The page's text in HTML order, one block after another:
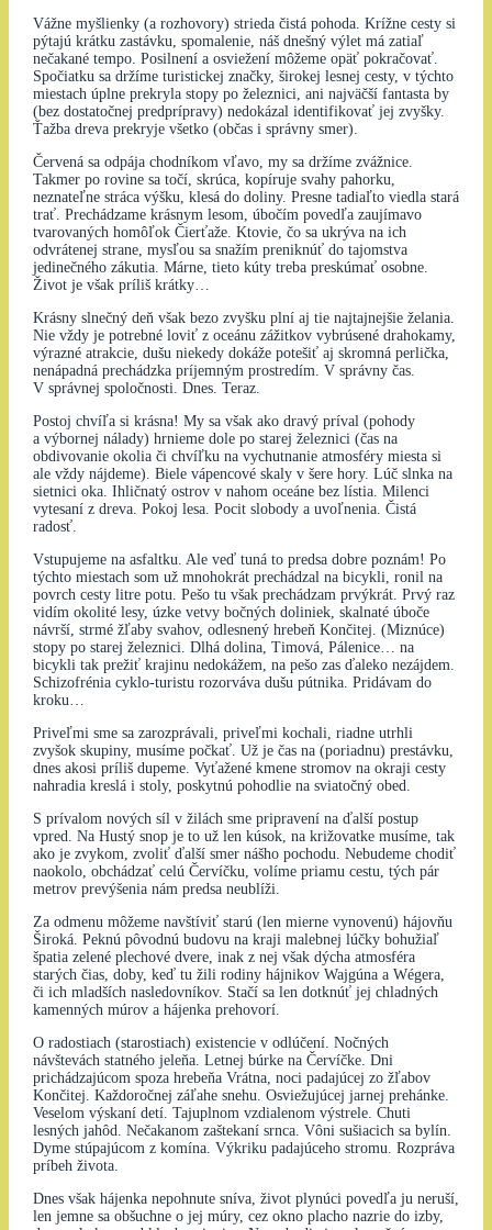
Vážne myšlienky (a rozhovory) strieda čistá pohoda. Krížne cesty si
pýtajú krátku zastávku, spomalenie, náš dnešný výlet má zatiaľ
nečakané tempo. Posilnení a osviežení môžeme opäť pokračovať.
Spočiatku sa držíme turistickej značky, širokej lesnej cesty, v týchto
miestach úplne prekryla stopy po železnici, ani najväčší fantasta by
(bez dostatočnej predprípravy) nedokázal identifikovať jej zvyšky.
Ťažba dreva prekryje všetko (občas i správny smer).
Červená sa odpája chodníkom vľavo, my sa držíme zvážnice.
Takmer po rovine sa točí, skrúca, kopíruje svahy pahorku,
neznateľne stráca výšku, klesá do doliny. Presne tadiaľto viedla stará
trať. Prechádzame krásnym lesom, úbočím povedľa zaujímavo
tvarovaných homôľok Čierťaže. Ktovie, čo sa ukrýva na ich
odvrátenej strane, mysľou sa snažím preniknúť do tajomstva
jedinečného zákutia. Márne, tieto kúty treba preskúmať osobne.
Život je však príliš krátky…
Krásny slnečný deň však bezo zvyšku plní aj tie najtajnejšie želania.
Nie vždy je potrebné loviť z oceánu zážitkov vybrúsené drahokamy,
výrazné atrakcie, dušu niekedy dokáže potešiť aj skromná perlička,
nenápadná prechádzka príjemným prostredím. V správny čas.
V správnej spoločnosti. Dnes. Teraz.
Postoj chvíľa si krásna! My sa však ako dravý príval (pohody
a výbornej nálady) hrnieme dole po starej železnici (čas na
obdivovanie okolia či chvíľku na vychutnanie atmosféry miesta si
ale vždy nájdeme). Biele vápencové skaly v šere hory. Lúč slnka na
sietnici oka. Ihličnatý ostrov v nahom oceáne bez lístia. Milenci
vytesaní z dreva. Pokoj lesa. Pocit slobody a uvoľnenia. Čistá
radosť.
Vstupujeme na asfaltku. Ale veď tuná to predsa dobre poznám! Po
týchto miestach som už mnohokrát prechádzal na bicykli, ronil na
povrch cesty litre potu. Pešo tu však prechádzam prvýkrát. Prvý raz
vidím okolité lesy, úzke vetvy bočných doliniek, skalnaté úboče
návrší, strmé žľaby svahov, odlesnený hrebeň Končitej. (Miznúce)
stopy po starej železnici. Dlhá dolina, Timová, Pálenice… na
bicykli tak prežiť krajinu nedokážem, na pešo zas ďaleko nezájdem.
Schizofrénia cyklo-turistu rozorváva dušu pútnika. Pridávam do
kroku…
Priveľmi sme sa zarozprávali, priveľmi kochali, riadne utrhli
zvyšok skupiny, musíme počkať. Už je čas na (poriadnu) prestávku,
dnes akosi príliš dupeme. Vyťažené kmene stromov na okraji cesty
nahradia kreslá i stoly, poskytnú pohodlie na sviatočný obed.
S prívalom nových síl v žilách sme pripravení na ďalší postup
vpred. Na Hustý snop je to už len kúsok, na križovatke musíme, tak
ako je zvykom, zvoliť ďalší smer nášho pochodu. Nebudeme chodiť
naokolo, obchádzať celú Červíčku, volíme priamu cestu, tých pár
metrov prevýšenia nám predsa neublíži.
Za odmenu môžeme navštíviť starú (len mierne vynovenú) hájovňu
Široká. Peknú pôvodnú budovu na kraji malebnej lúčky bohužiaľ
špatia zelené plechové dvere, inak z nej však dýcha atmosféra
starých čias, doby, keď tu žili rodiny hájnikov Wajgúna a Wégera,
či ich mladších nasledovníkov. Stačí sa len dotknúť jej chladných
kamenných múrov a hájenka prehovorí.
O radostiach (starostiach) existencie v odlúčení. Nočných
návštevách statného jeleňa. Letnej búrke na Červíčke. Dni
prichádzajúcom spoza hrebeňa Vrátna, noci padajúcej zo žľabov
Končitej. Každoročnej záľahe snehu. Osviežujúcej jarnej prehánke.
Veselom výskaní detí. Tajuplnom vzdialenom výstrele. Chuti
lesných jahôd. Nečakanom zaštekaní srnca. Vôni sušiacich sa bylín.
Dyme stúpajúcom z komína. Výkriku padajúceho stromu. Rozpráva
príbeh života.
Dnes však hájenka nepohnute sníva, život plynúci povedľa ju neruší,
len jemne sa obšuchne o jej múry, cez okno placho nazrie do izby,